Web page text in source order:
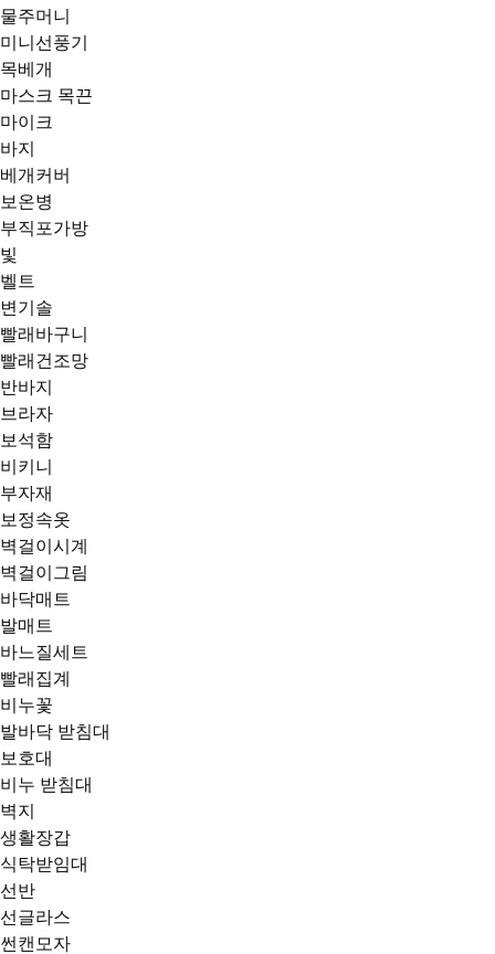
물주머니
미니선풍기
목베개
마스크 목끈
마이크
바지
베개커버
보온병
부직포가방
빛
벨트
변기솔
빨래바구니
빨래건조망
반바지
브라자
보석함
비키니
부자재
보정속옷
벽걸이시계
벽걸이그림
바닥매트
발매트
바느질세트
빨래집계
비누꽃
발바닥 받침대
보호대
비누 받침대
벽지
생활장갑
식탁받임대
선반
선글라스
썬캔모자